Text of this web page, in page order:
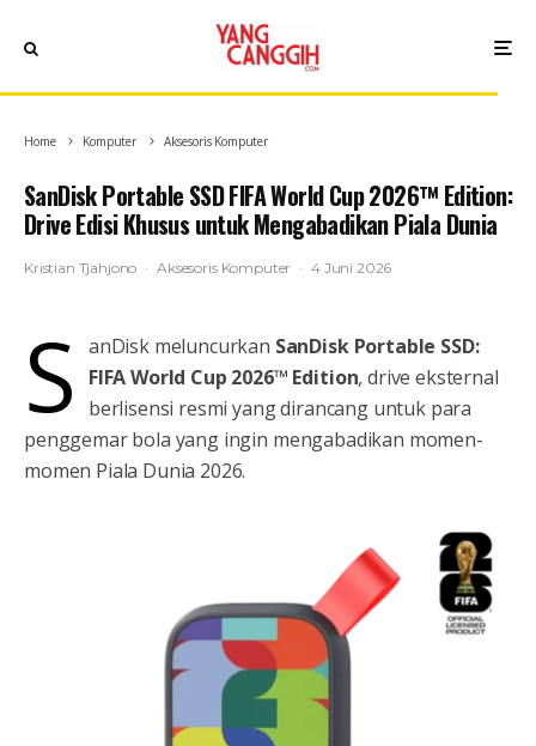
Home Komputer Aksesoris Komputer
SanDisk Portable SSD FIFA World Cup 2026™ Edition:
Drive Edisi Khusus untuk Mengabadikan Piala Dunia
Kristian Tjahjono · Aksesoris Komputer · 4 Juni 2026
S anDisk meluncurkan SanDisk Portable SSD:
FIFA World Cup 2026™ Edition, drive eksternal
berlisensi resmi yang dirancang untuk para
penggemar bola yang ingin mengabadikan momen-
momen Piala Dunia 2026.